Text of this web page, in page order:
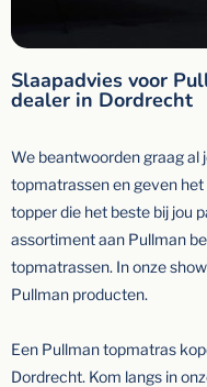
Slaapadvies voor
dealer in Dordrecht
We beantwoorden graag al
topmatrassen en geven het
topper die het beste bij jou
assortiment aan Pullman
topmatrassen. In onze
Pullman producten.
Een Pullman topmatras
Dordrecht. Kom langs in